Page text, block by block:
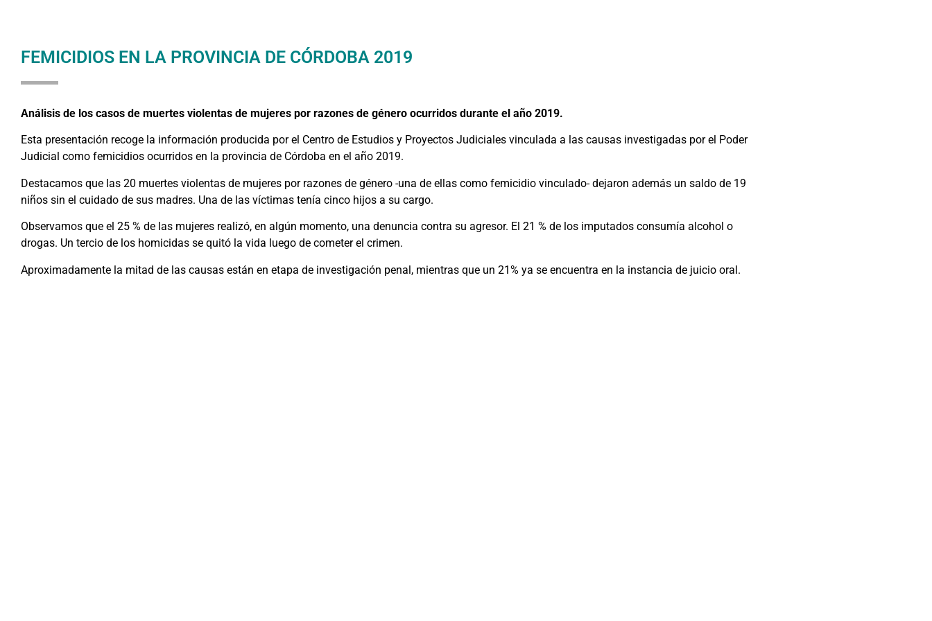
FEMICIDIOS EN LA PROVINCIA DE CÓRDOBA 2019
Análisis de los casos de muertes violentas de mujeres por razones de género ocurridos durante el año 2019.
Esta presentación recoge la información producida por el Centro de Estudios y Proyectos Judiciales vinculada a las causas investigadas por el Poder
Judicial como femicidios ocurridos en la provincia de Córdoba en el año 2019.
Destacamos que las 20 muertes violentas de mujeres por razones de género -una de ellas como femicidio vinculado- dejaron además un saldo de 19
niños sin el cuidado de sus madres. Una de las víctimas tenía cinco hijos a su cargo.
Observamos que el 25 % de las mujeres realizó, en algún momento, una denuncia contra su agresor. El 21 % de los imputados consumía alcohol o
drogas. Un tercio de los homicidas se quitó la vida luego de cometer el crimen.
Aproximadamente la mitad de las causas están en etapa de investigación penal, mientras que un 21% ya se encuentra en la instancia de juicio oral.